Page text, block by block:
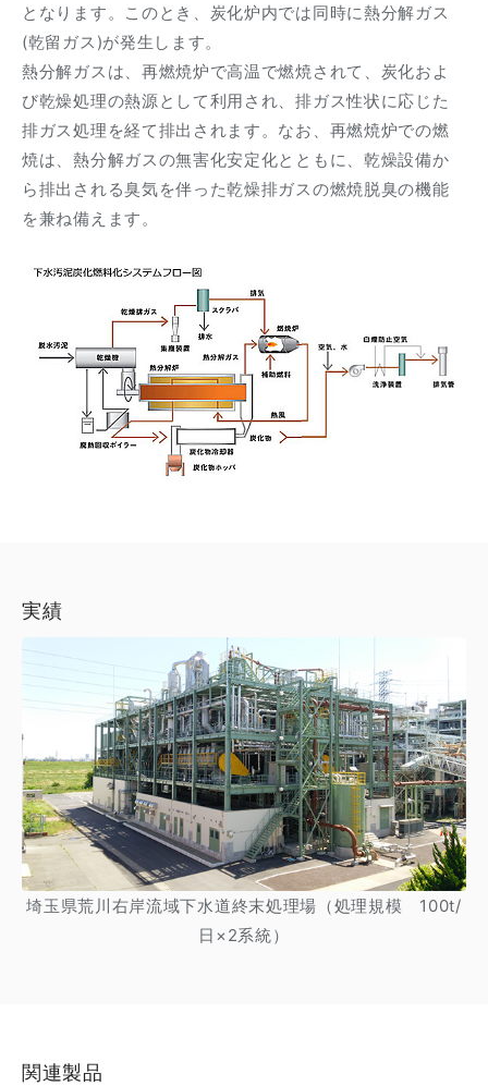
となります。このとき、炭化炉内では同時に熱分解ガス
(乾留ガス)が発生します。
熱分解ガスは、再燃焼炉で高温で燃焼されて、炭化およ
び乾燥処理の熱源として利用され、排ガス性状に応じた
排ガス処理を経て排出されます。なお、再燃焼炉での燃
焼は、熱分解ガスの無害化安定化とともに、乾燥設備か
ら排出される臭気を伴った乾燥排ガスの燃焼脱臭の機能
を兼ね備えます。
実績
埼玉県荒川右岸流域下水道終末処理場（処理規模 100t/
日×2系統）
関連製品